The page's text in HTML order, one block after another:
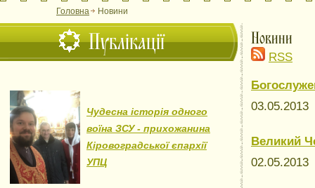
Головна Новини
Публікації
Чудесна історія одного
воїна ЗСУ - прихожанина
Кіровоградської єпархії
УПЦ
Новини
RSS
03.05.2013
Великий
02.05.2013